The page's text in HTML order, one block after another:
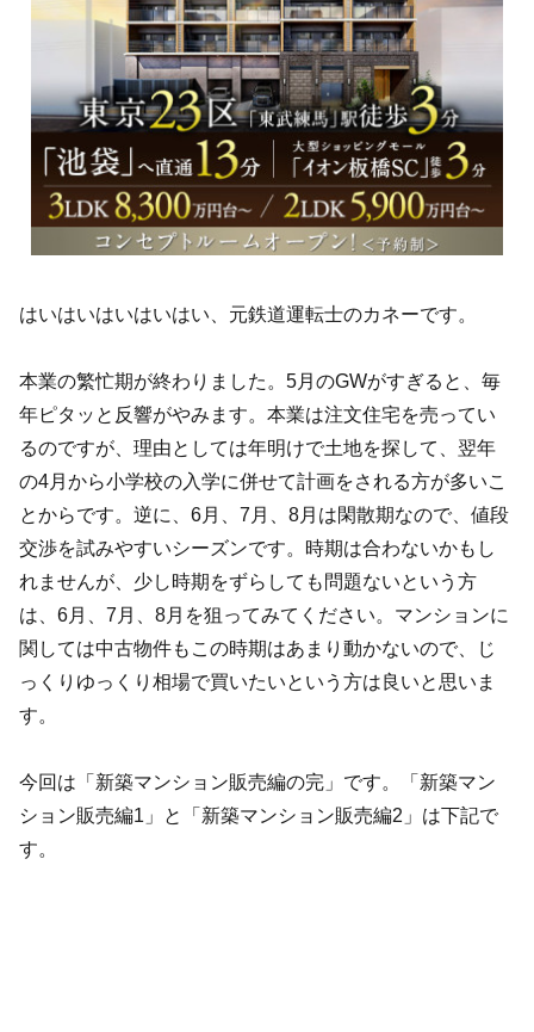
はいはいはいはいはい、元鉄道運転士のカネーです。
本業の繁忙期が終わりました。5月のGWがすぎると、毎
年ピタッと反響がやみます。本業は注文住宅を売ってい
るのですが、理由としては年明けで土地を探して、翌年
の4月から小学校の入学に併せて計画をされる方が多いこ
とからです。逆に、6月、7月、8月は閑散期なので、値段
交渉を試みやすいシーズンです。時期は合わないかもし
れませんが、少し時期をずらしても問題ないという方
は、6月、7月、8月を狙ってみてください。マンションに
関しては中古物件もこの時期はあまり動かないので、じ
っくりゆっくり相場で買いたいという方は良いと思いま
す。
今回は「新築マンション販売編の完」です。「新築マン
ション販売編1」と「新築マンション販売編2」は下記で
す。